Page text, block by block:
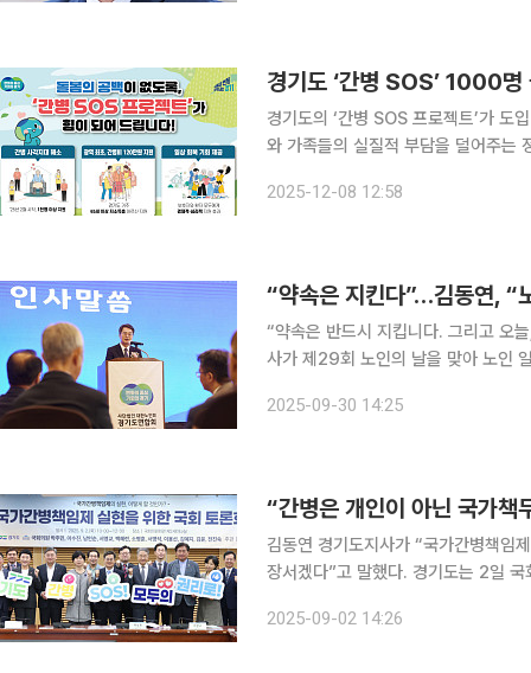
경기도 ‘간병 SOS’ 1000
경기도의 ‘간병 SOS 프로젝트’가
와 가족들의 실질적 부담을 덜어주는 정책으로 자리 잡고
이상 저소득층에게 연간 최대 120만
2025-12-08 12:58
“약속은 반드시 지킵니다. 그리고 오늘, 어르
사가 제29회 노인의 날을 맞아 노인
2025-09-30 14:25
“간병은 개인이 아닌 국가
김동연 경기도지사가 “국가간병책임
장서겠다”고 말했다. 경기도는 2일 국회의원회관 제2세미나실에서 ‘국가간병책임제의 실현, 어떻
열었다. 김 지사는 광역지자체 최
2025-09-02 14:26